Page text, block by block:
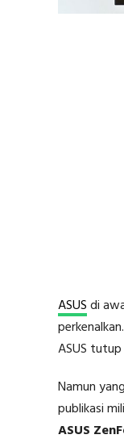
ASUSdi
ASUS
Namun
publikasi
ASUS